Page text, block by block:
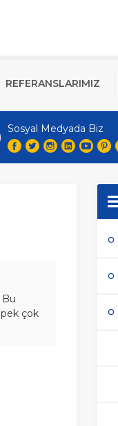
REFERANSLARIMIZ
Sosyal Medyada Biz
Bu
çok